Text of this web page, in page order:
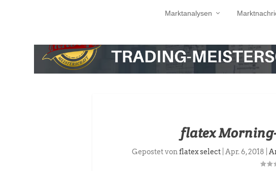
Marktanalysen
flatex
Gepostet von flatex select| Apr. 6, 2018